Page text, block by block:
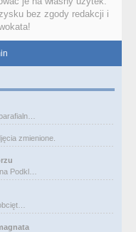
bez zgody redakcji i
zmienione.
Podkl…